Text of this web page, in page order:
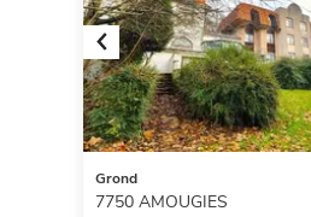
Previous
Grond
7750 AMOUGIES